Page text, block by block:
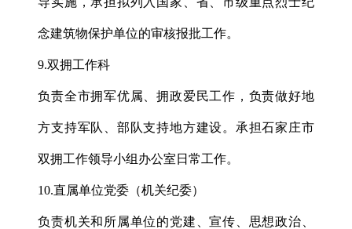
念建筑物保护单位的审核报批工作。
9.双拥工作科
负责全市拥军优属、拥政爱民工作，负责做好地
方支持军队、部队支持地方建设。承担石家庄市
双拥工作领导小组办公室日常工作。
10.直属单位党委（机关纪委）
负责机关和所属单位的党建、宣传、思想政治、